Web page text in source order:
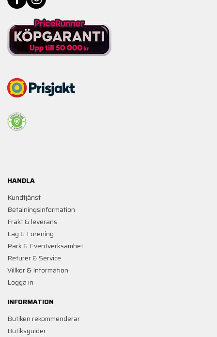
HANDLA
Kundtjänst
Betalningsinformation
Frakt & leverans
Lag & Förening
Park & Eventverksamhet
Returer & Service
Villkor & Information
Logga in
INFORMATION
Butiken rekommenderar
Butiksguider